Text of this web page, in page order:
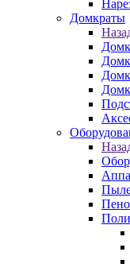
Домкраты